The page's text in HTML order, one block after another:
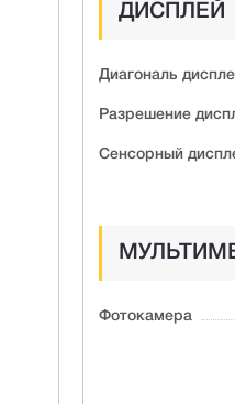
ДИСПЛЕЙ
Диагональ
Разрешение
Сенсорный
Фотокамера